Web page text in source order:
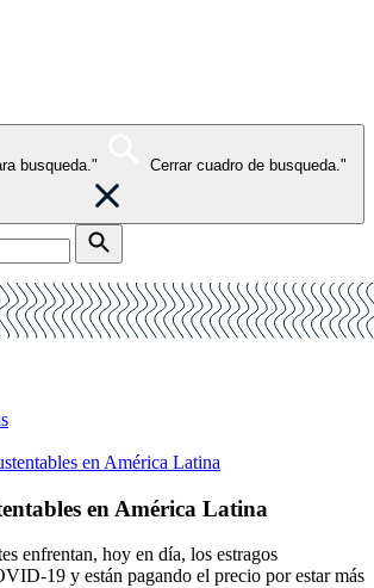
busqueda." Cerrar cuadro de busqueda."
en América Latina
en América Latina
enfrentan, hoy en día, los estragos
19 y están pagando el precio por estar más